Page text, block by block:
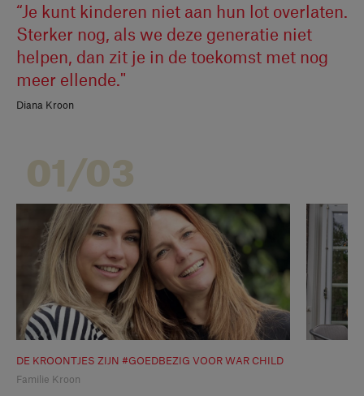
“Je kunt kinderen niet aan hun lot overlaten.
Sterker nog, als we deze generatie niet
helpen, dan zit je in de toekomst met nog
meer ellende."
Diana Kroon
DE KROONTJES ZIJN #GOEDBEZIG VOOR WAR CHILD
Familie Kroon
01/03